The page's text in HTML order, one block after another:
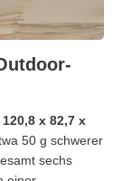
x 82,7 x
50 g schwerer
sechs